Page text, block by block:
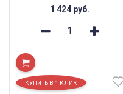
1 424 руб.